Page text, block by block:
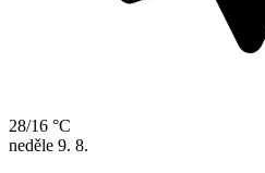
28/16 °C
neděle 9. 8.